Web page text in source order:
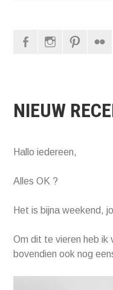
FacebookInstagram
NIEUW
Hallo iedereen,
Alles OK ?
Het is bijna weekend,
Om dit te vieren heb ik
bovendien ook nog